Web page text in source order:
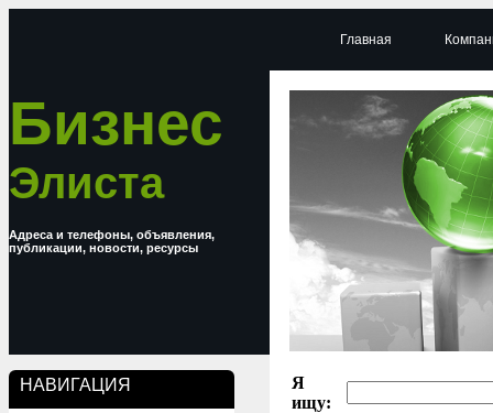
Бизнес
Элиста
Адреса и телефоны, объявления,
публикации, новости, ресурсы
НАВИГАЦИЯ
Главная
Я
ищу: